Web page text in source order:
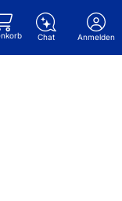
Chat Anmelden